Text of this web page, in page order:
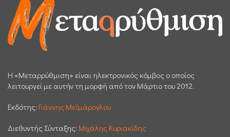
H «Μεταρρύθμιση» είναι ηλεκτρονικός κόμβος ο οποίος
λειτουργεί με αυτήν τη μορφή από τον Μάρτιο του 2012.
Εκδότης: Γιάννης Μεϊμάρογλου
Διεθυντής Σύνταξης: Μιχάλης Κυριακίδης